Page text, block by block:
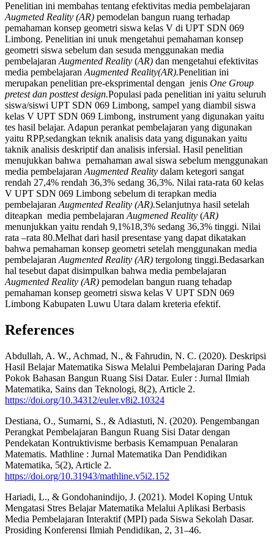
Penelitian ini membahas tentang efektivitas media pembelajaran
Augmeted Reality (AR) pemodelan bangun ruang terhadap
pemahaman konsep geometri siswa kelas V di UPT SDN 069
Limbong. Penelitian ini unuk mengetahui pemahaman konsep
geometri siswa sebelum dan sesuda menggunakan media
pembelajaran Augmented Reality (AR) dan mengetahui efektivitas
media pembelajaran Augmented Reality(AR).Penelitian ini
merupakan penelitian pre-eksprimental dengan jenis One Group
pretest dan posttest design.Populasi pada penelitian ini yaitu seluruh
siswa/siswi UPT SDN 069 Limbong, sampel yang diambil siswa
kelas V UPT SDN 069 Limbong, instrument yang digunakan yaitu
tes hasil belajar. Adapun perankat pembelajaran yang digunakan
yaitu RPP,sedangkan teknik analisis data yang digunakan yaitu
taknik analisis deskriptif dan analisis infersial. Hasil penelitian
menujukkan bahwa pemahaman awal siswa sebelum menggunakan
media pembelajaran Augmented Reality dalam ketegori sangat
rendah 27,4% rendah 36,3% sedang 36,3%. Nilai rata-rata 60 kelas
V UPT SDN 069 Limbong sebelum di terapkan media
pembelajaran Augmented Reality (AR).Selanjutnya hasil setelah
diteapkan media pembelajaran Augmened Reality (AR)
menunjukkan yaitu rendah 9,1%18,3% sedang 36,3% tinggi. Nilai
rata –rata 80.Melhat dari hasil presentase yang dapat dikatakan
bahwa pemahaman konsep geometri setelah menggunakan media
pembelajaran Augmented Reality (AR) tergolong tinggi.Bedasarkan
hal tesebut dapat disimpulkan bahwa media pembelajaran
Augmented Reality (AR) pemodelan bangun ruang tehadap
pemahaman konsep geometri siswa kelas V UPT SDN 069
Limbong Kabupaten Luwu Utara dalam kreteria efektif.
References
Abdullah, A. W., Achmad, N., & Fahrudin, N. C. (2020). Deskripsi
Hasil Belajar Matematika Siswa Melalui Pembelajaran Daring Pada
Pokok Bahasan Bangun Ruang Sisi Datar. Euler : Jurnal Ilmiah
Matematika, Sains dan Teknologi, 8(2), Article 2.
https://doi.org/10.34312/euler.v8i2.10324
Destiana, O., Sumarni, S., & Adiastuti, N. (2020). Pengembangan
Perangkat Pembelajaran Bangun Ruang Sisi Datar dengan
Pendekatan Kontruktivisme berbasis Kemampuan Penalaran
Matematis. Mathline : Jurnal Matematika Dan Pendidikan
Matematika, 5(2), Article 2.
https://doi.org/10.31943/mathline.v5i2.152
Hariadi, L., & Gondohanindijo, J. (2021). Model Koping Untuk
Mengatasi Stres Belajar Matematika Melalui Aplikasi Berbasis
Media Pembelajaran Interaktif (MPI) pada Siswa Sekolah Dasar.
Prosiding Konferensi Ilmiah Pendidikan, 2, 31–46.